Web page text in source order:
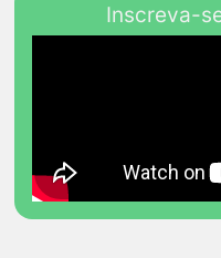
Inscreva-